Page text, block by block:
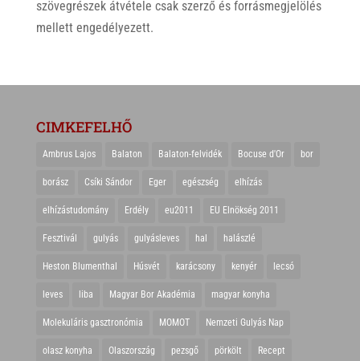
szövegrészek átvétele csak szerző és forrásmegjelölés
mellett engedélyezett.
CIMKEFELHŐ
Ambrus Lajos Balaton Balaton-felvidék Bocuse d'Or bor
borász Csíki Sándor Eger egészség elhízás
elhízástudomány Erdély eu2011 EU Elnökség 2011
Fesztivál gulyás gulyásleves hal halászlé
Heston Blumenthal Húsvét karácsony kenyér lecsó
leves liba Magyar Bor Akadémia magyar konyha
Molekuláris gasztronómia MOMOT Nemzeti Gulyás Nap
olasz konyha Olaszország pezsgő pörkölt Recept